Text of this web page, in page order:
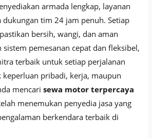
armada lengkap, layanan
tim 24 jam penuh. Setiap
bersih, wangi, dan aman
sistem pemesanan cepat dan fleksibel,
terbaik untuk setiap perjalanan
pribadi, kerja, maupun
mencarisewa motor terpercaya
menemukan penyedia jasa yang
berkendara terbaik di